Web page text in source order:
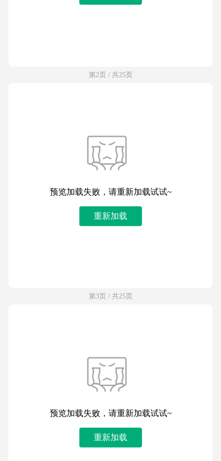
第2页 / 共25页
预览加载失败，请重新加载试试~
重新加载
第3页 / 共25页
预览加载失败，请重新加载试试~
重新加载